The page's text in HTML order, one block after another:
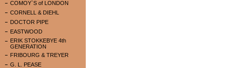
COMOY`S of LONDON
CORNELL & DIEHL
DOCTOR PIPE
EASTWOOD
ERIK STOKKEBYE 4th
GENERATION
FRIBOURG & TREYER
G. L. PEASE